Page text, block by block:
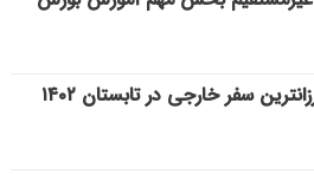
سفر خارجی در تابستان ۱۴۰۲